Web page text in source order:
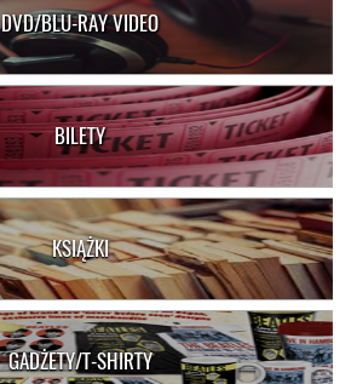
DVD/BLU-RAY VIDEO
BILETY
KSIĄŻKI
GADŻETY/T-SHIRTY